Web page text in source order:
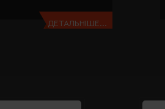
ДЕТАЛЬНІШЕ...